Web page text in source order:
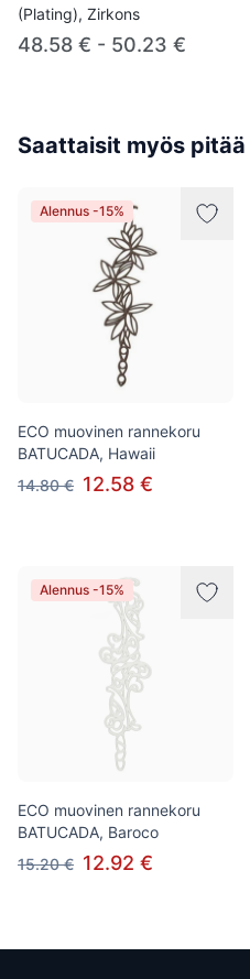
(Plating), Zirkons
48.58 € - 50.23 €
Saattaisit myös pitää
Alennus -15%
ECO muovinen rannekoru
BATUCADA, Hawaii
14.80 € 12.58 €
Alennus -15%
ECO muovinen rannekoru
BATUCADA, Baroco
15.20 € 12.92 €